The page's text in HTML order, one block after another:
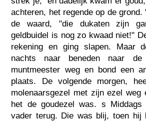
achteren, het regende op de
de waard, "die dukaten zijn
geldbuidel is nog zo kwaad niet!"
rekening en ging slapen. Maar
nachts naar beneden naar
muntmeester weg en bond een
plaats. De volgende morgen,
molenaarsgezel met zijn ezel weg
het de goudezel was. s
vader terug. Die was blij, toen hij